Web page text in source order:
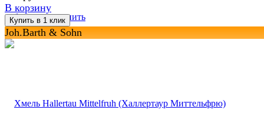
избранное сравнить
В корзину
Joh.Barth & Sohn